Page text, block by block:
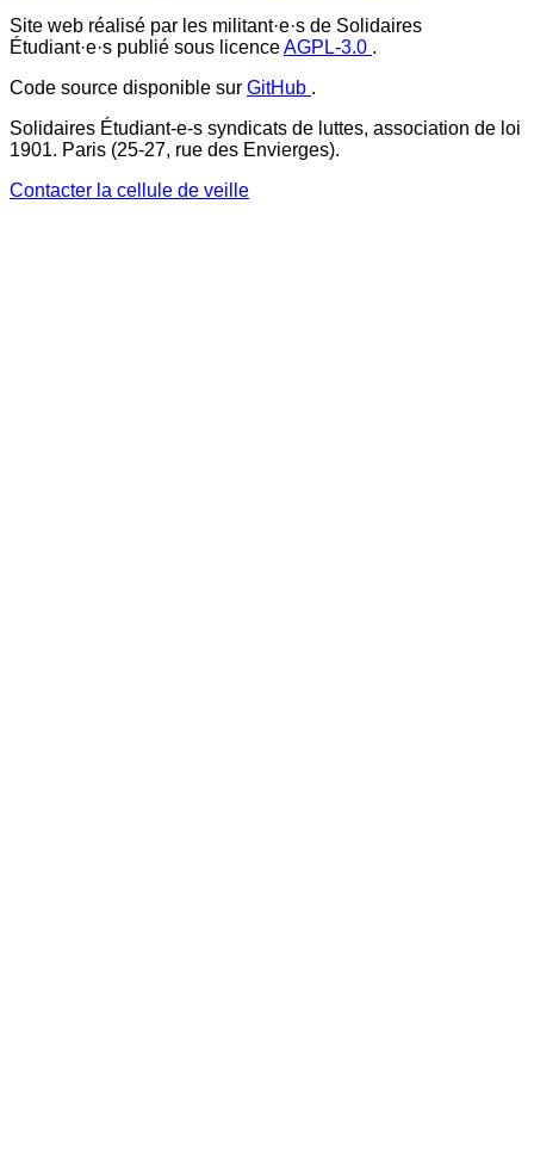
Site web réalisé par les militant·e·s de Solidaires
Étudiant·e·s publié sous licenceAGPL-3.0 .
Code source disponible sur GitHub .
Solidaires Étudiant-e-s syndicats de luttes, association de loi
1901. Paris (25-27, rue des Envierges).
Contacter la cellule de veille